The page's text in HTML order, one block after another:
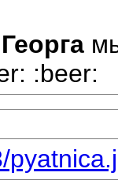
Георга
:beer: